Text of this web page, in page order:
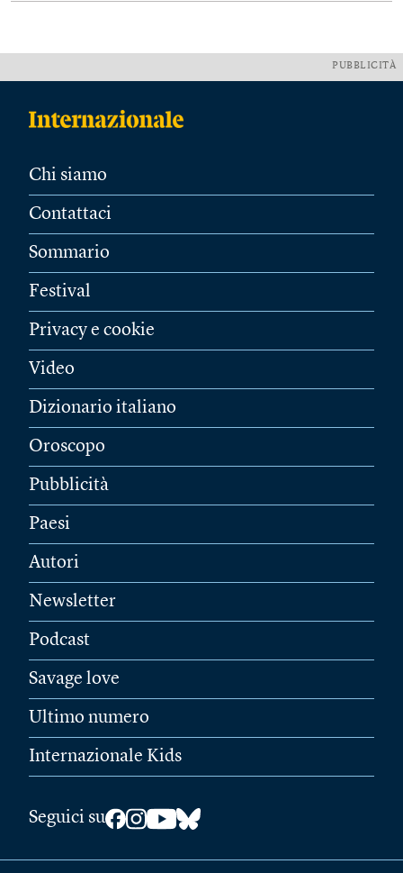
PUBBLICITÀ
Chi siamo
Contattaci
Sommario
Festival
Privacy e cookie
Video
Dizionario italiano
Oroscopo
Pubblicità
Paesi
Autori
Newsletter
Podcast
Savage love
Ultimo numero
Internazionale Kids
Seguici su